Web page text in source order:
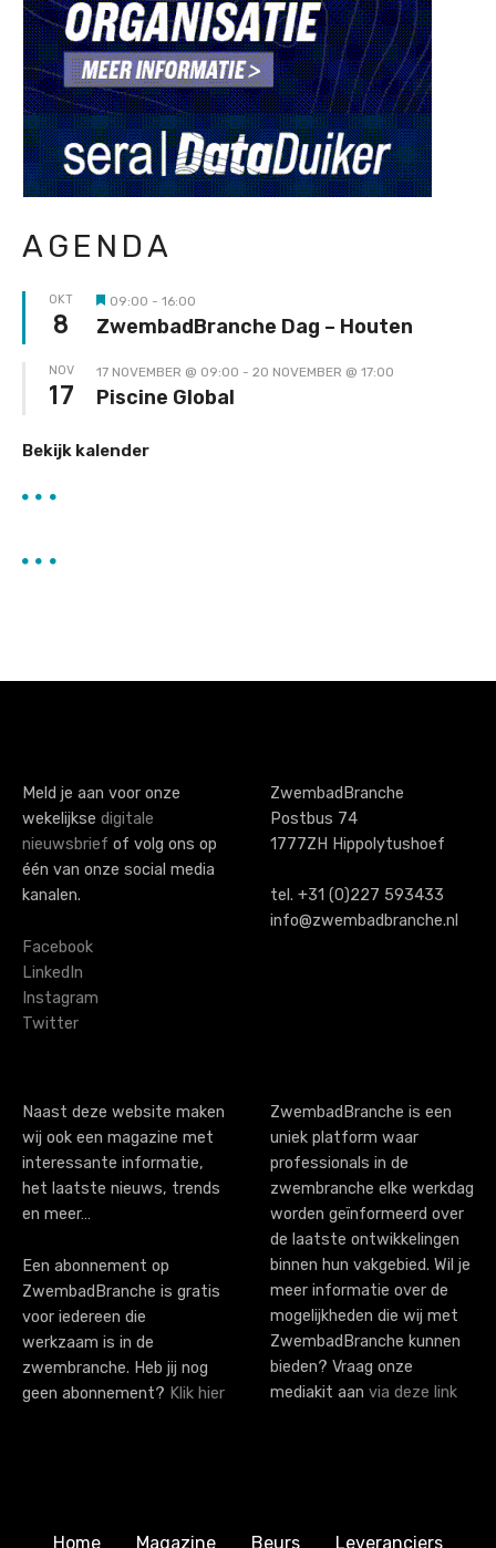
AGENDA
OKT
8 Uitgelicht
09:00 - 16:00
ZwembadBranche Dag – Houten
NOV
17
17 NOVEMBER @ 09:00 - 20 NOVEMBER @ 17:00
Piscine Global
Bekijk kalender
Meld je aan voor onze
wekelijkse digitale
nieuwsbrief of volg ons op
één van onze social media
kanalen.
Facebook
LinkedIn
Instagram
Twitter
ZwembadBranche
Postbus 74
1777ZH Hippolytushoef
tel. +31 (0)227 593433
info@zwembadbranche.nl
Naast deze website maken
wij ook een magazine met
interessante informatie,
het laatste nieuws, trends
en meer…
Een abonnement op
ZwembadBranche is gratis
voor iedereen die
werkzaam is in de
zwembranche. Heb jij nog
geen abonnement? Klik hier
ZwembadBranche is een
uniek platform waar
professionals in de
zwembranche elke werkdag
worden geïnformeerd over
de laatste ontwikkelingen
binnen hun vakgebied. Wil je
meer informatie over de
mogelijkheden die wij met
ZwembadBranche kunnen
bieden? Vraag onze
mediakit aan via deze link
Home Magazine Beurs Leveranciers